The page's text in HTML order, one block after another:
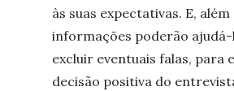
às suas expectativas. E, além
informações poderão
excluir eventuais falas, para
decisão positiva do